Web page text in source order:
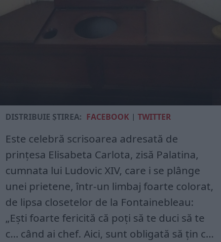
DISTRIBUIE ȘTIREA: FACEBOOK |TWITTER
Este celebră scrisoarea adresată de
prințesa Elisabeta Carlota, zisă Palatina,
cumnata lui Ludovic XIV, care i se plânge
unei prietene, într-un limbaj foarte colorat,
de lipsa closetelor de la Fontainebleau:
„Ești foarte fericită că poți să te duci să te
c… când ai chef. Aici, sunt obligată să țin c…